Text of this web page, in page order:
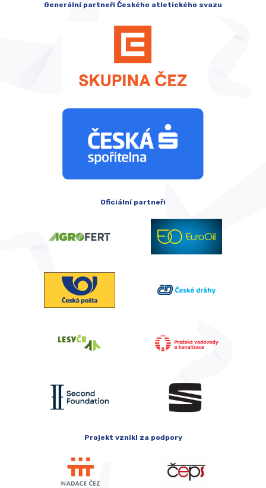
Generální partneři Českého atletického svazu
Oficiální partneři
Projekt vznikl za podpory